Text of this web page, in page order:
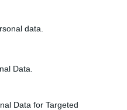
data.
Data.
Data for Targeted